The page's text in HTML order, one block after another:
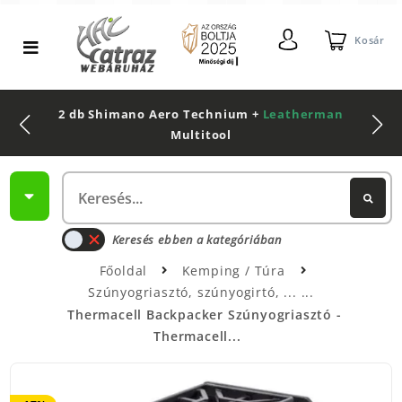
Kosár
2 db Shimano Aero Technium + Leatherman
Multitool
Keresés ebben a kategóriában
Főoldal
Kemping / Túra
Szúnyogriasztó, szúnyogirtó, ...
Thermacell Backpacker Szúnyogriasztó -
Thermacell...